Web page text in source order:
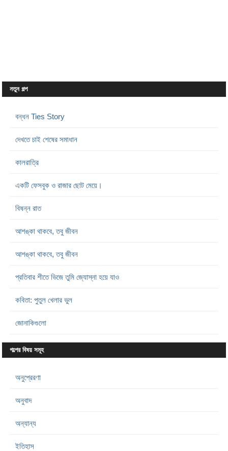
নতুন গল্প
বন্ধন Ties Story
দেখতে চাই শেষের সমাধান
কালরাত্রি
একটি ফেসবুক ও রাজার ছোট মেয়ে।
বিষন্ন রাত
আশঙ্কা থাকবে, তবু জীবন
আশঙ্কা থাকবে, তবু জীবন
প্রতিবার শীতে ভিজে তুমি জ্যোস্না হয়ে যাও
কবিতা: পুতুল খেলার ভুল
জোনাকিগুলো
গল্পের বিষয় সমূহ
অনুপ্রেরণা
অনুবাদ
অন্যান্য
ইতিহাস